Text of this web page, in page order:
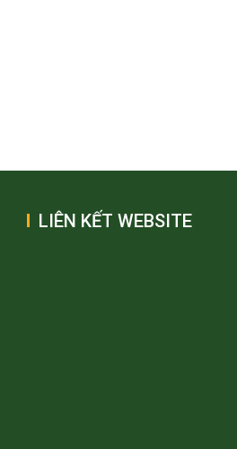
LIÊN KẾT WEBSITE